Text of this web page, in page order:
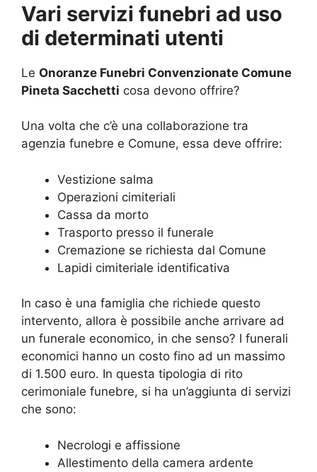
Vari servizi funebri ad uso
di determinati utenti
Le Onoranze Funebri Convenzionate Comune
Pineta Sacchetti cosa devono offrire?
Una volta che c’è una collaborazione tra
agenzia funebre e Comune, essa deve offrire:
Vestizione salma
Operazioni cimiteriali
Cassa da morto
Trasporto presso il funerale
Cremazione se richiesta dal Comune
Lapidi cimiteriale identificativa
In caso è una famiglia che richiede questo
intervento, allora è possibile anche arrivare ad
un funerale economico, in che senso? I funerali
economici hanno un costo fino ad un massimo
di 1.500 euro. In questa tipologia di rito
cerimoniale funebre, si ha un’aggiunta di servizi
che sono:
Necrologi e affissione
Allestimento della camera ardente